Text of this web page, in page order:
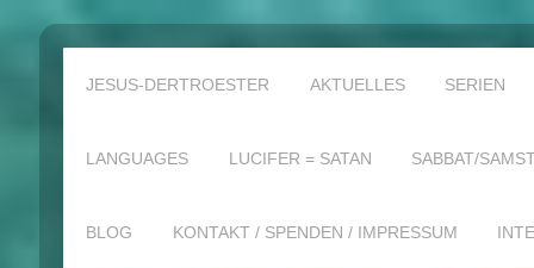
JESUS-DERTROESTER AKTUELLES SERIEN
LANGUAGES LUCIFER = SATAN SABBAT/
BLOG KONTAKT / SPENDEN / IMPRESSUM